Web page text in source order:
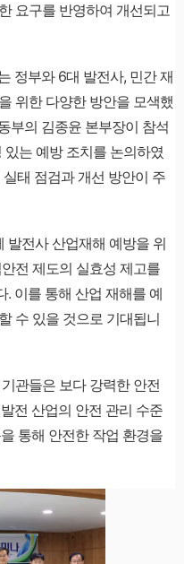
요구를 반영하여 개선되고
정부와 6대 발전사, 민간 재
위한 다양한 방안을 모색했
부의 김종윤 본부장이 참석
는 예방 조치를 논의하였
태 점검과 개선 방안이 주
발전사 산업재해 예방을 위
전 제도의 실효성 제고를
. 이를 통해 산업 재해를 예
수 있을 것으로 기대됩니
관들은 보다 강력한 안전
전 산업의 안전 관리 수준
통해 안전한 작업 환경을